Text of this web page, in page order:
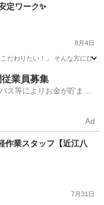
定ワーク✨
8月4日
だわりたい！」 そんな方にぴ
業員募集
ス等によりお金が貯まり
Ad
業スタッフ【近江八
7月31日